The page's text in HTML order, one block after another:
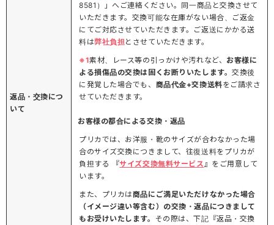
返品・交換につ
いて
8581）」へご連絡ください。同一商品と交換させて
いただきます。交換可能な在庫がない場合、ご返金
にてご対応させていただきます。ご返送にかかる送
料は弊社負担とさせていただきます。
※1素材、レース等の引っかけや汚れなど、 お客様に
よる損傷品の交換は固くお断りいたします。交換後
に発覚した場合でも、 商品代金+交換送料をご請求さ
せていただきます。
お客様の都合による交換・返品
プリカでは、お洋服・靴のサイズが合わなかった場
合のサイズ交換につきまして、往復送料をプリカが
負担する 『サイズ交換無料サービス』をご用意して
います。
また、プリカは商品にご満足いただけなかった場合
（イメージ違い等含む）の交換・返品につきまして
もお受けいたします。 その際は、下記『返品・交換